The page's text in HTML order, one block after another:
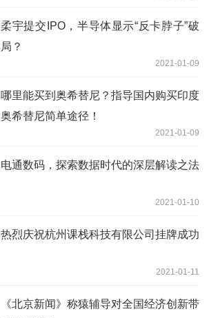
柔宇提交IPO，半导体显示“反卡脖子”破
局？
2021-01-09
哪里能买到奥希替尼？指导国内购买印度
奥希替尼简单途径！
2021-01-09
电通数码，探索数据时代的深层解读之法
2021-01-10
热烈庆祝杭州课栈科技有限公司挂牌成功
2021-01-11
《北京新闻》称猿辅导对全国经济创新带